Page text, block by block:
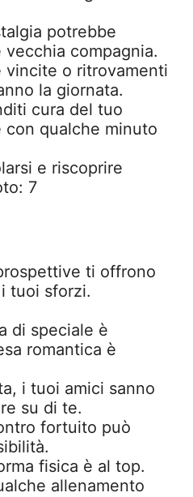
potrebbe
compagnia.
vincite o ritrovamenti
la giornata.
cura del tuo
con qualche minuto
e riscoprire
7
ti offrono
tuoi sforzi.
di speciale è
romantica è
i tuoi amici sanno
su di te.
fortuito può
fisica è al top.
allenamento